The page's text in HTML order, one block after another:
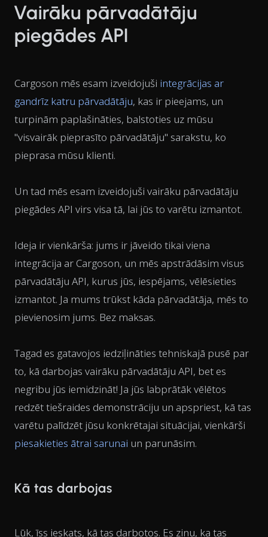
Vairāku pārvadātāju
piegādes API
Cargoson mēs esam izveidojuši integrācijas ar
gandrīz katru pārvadātāju, kas ir pieejams, un
turpinām paplašināties, balstoties uz mūsu
"visvairāk pieprasīto pārvadātāju" sarakstu, ko
pieprasa mūsu klienti.
Un tad mēs esam izveidojuši vairāku pārvadātāju
piegādes API virs visa tā, lai jūs to varētu izmantot.
Ideja ir vienkārša: jums ir jāveido tikai viena
integrācija ar Cargoson, un mēs apstrādāsim visus
pārvadātāju API, kurus jūs, iespējams, vēlēsieties
izmantot. Ja mums trūkst kāda pārvadātāja, mēs to
pievienosim jums. Bez maksas.
Tagad es gatavojos iedziļināties tehniskajā pusē par
to, kā darbojas vairāku pārvadātāju API, bet es
negribu jūs iemidzināt! Ja jūs labprātāk vēlētos
redzēt tiešraides demonstrāciju un apspriest, kā tas
varētu palīdzēt jūsu konkrētajai situācijai, vienkārši
piesakieties ātrai sarunai un parunāsim.
Kā tas darbojas
Lūk, īss ieskats, kā tas darbotos. Es zinu, ka tas